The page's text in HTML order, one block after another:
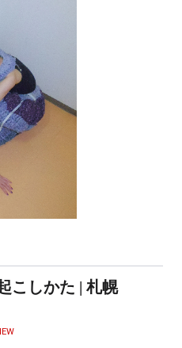
こしかた | 札幌